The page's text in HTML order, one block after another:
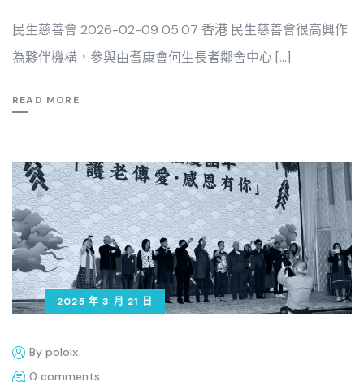
民生慈善會 2026-02-09 05:07 香港 民生慈善會很高興作
為夥伴機構，參與由耆康會何生長者鄰舍中心 […]
READ MORE
2025 年 3 月 21 日
By poloix
0 comments